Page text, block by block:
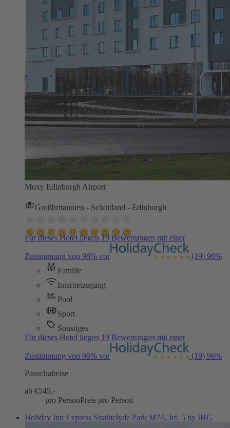
Moxy Edinburgh Airport
Großbritannien - Schottland - Edinburgh
Für dieses Hotel liegen 19 Bewertungen mit einer
Zustimmung von 96% vor (19) 96%
Familie
Internetzugang
Pool
Sport
Sonstiges
Für dieses Hotel liegen 19 Bewertungen mit einer
Zustimmung von 96% vor (19) 96%
Pauschalreise
ab €545,-
pro PersonPreis pro Person
Holiday Inn Express Strathclyde Park M74, Jct. 5 by IHG